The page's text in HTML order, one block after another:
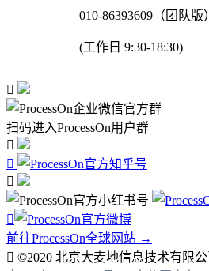
010-86393609（团队版）
(工作日 9:30-18:30)

扫码进入ProcessOn用户群




前往ProcessOn全球网站 →
 ©2020 北京大麦地信息技术有限公